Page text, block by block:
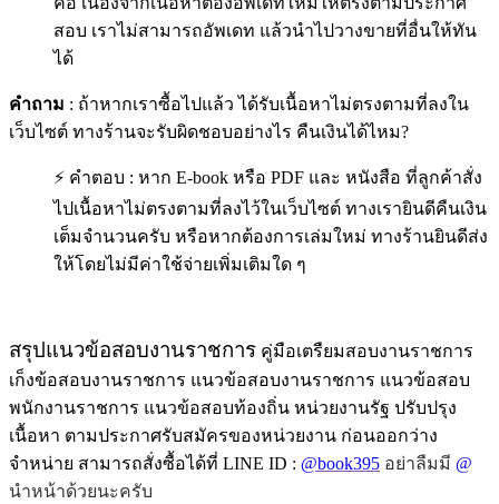
สอบ เราไม่สามารถอัพเดท แล้วนำไปวางขายที่อื่นให้ทัน
ได้
คำถาม : ถ้าหากเราซื้อไปแล้ว ได้รับเนื้อหาไม่ตรงตามที่ลงใน
เว็บไซต์ ทางร้านจะรับผิดชอบอย่างไร คืนเงินได้ไหม?
⚡ คำตอบ : หาก E-book หรือ PDF และ หนังสือ ที่ลูกค้าสั่ง
ไปเนื้อหาไม่ตรงตามที่ลงไว้ในเว็บไซต์ ทางเรายินดีคืนเงิน
เต็มจำนวนครับ หรือหากต้องการเล่มใหม่ ทางร้านยินดีส่ง
ให้โดยไม่มีค่าใช้จ่ายเพิ่มเติมใด ๆ
สรุปแนวข้อสอบงานราชการ คู่มือเตรืยมสอบงานราชการ
เก็งข้อสอบงานราชการ แนวข้อสอบงานราชการ แนวข้อสอบ
พนักงานราชการ แนวข้อสอบท้องถิ่น หน่วยงานรัฐ ปรับปรุง
เนื้อหา ตามประกาศรับสมัครของหน่วยงาน ก่อนออกว่าง
จำหน่าย สามารถสั่งซื้อได้ที่ LINE ID : @book395 อย่าลืมมี @
นำหน้าด้วยนะครับ